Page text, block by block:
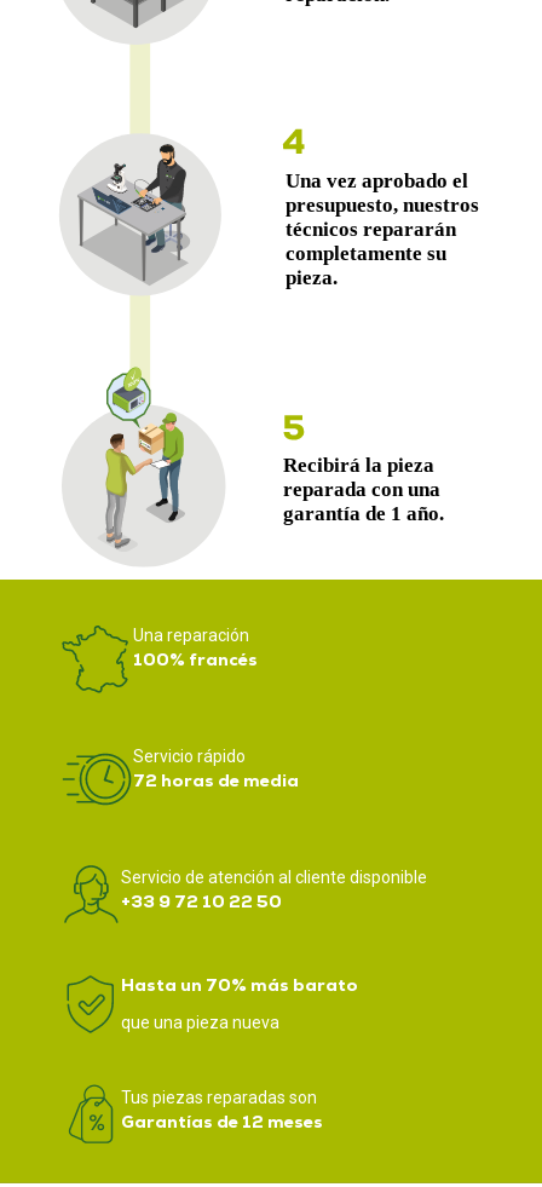
Una reparación
100% francés
Servicio rápido
72 horas de media
Servicio de atención al cliente disponible
+33 9 72 10 22 50
Hasta un 70% más barato
que una pieza nueva
Tus piezas reparadas son
Garantías de 12 meses